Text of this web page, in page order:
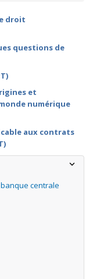
droit
questions de
et
numérique
aux contrats
centrale